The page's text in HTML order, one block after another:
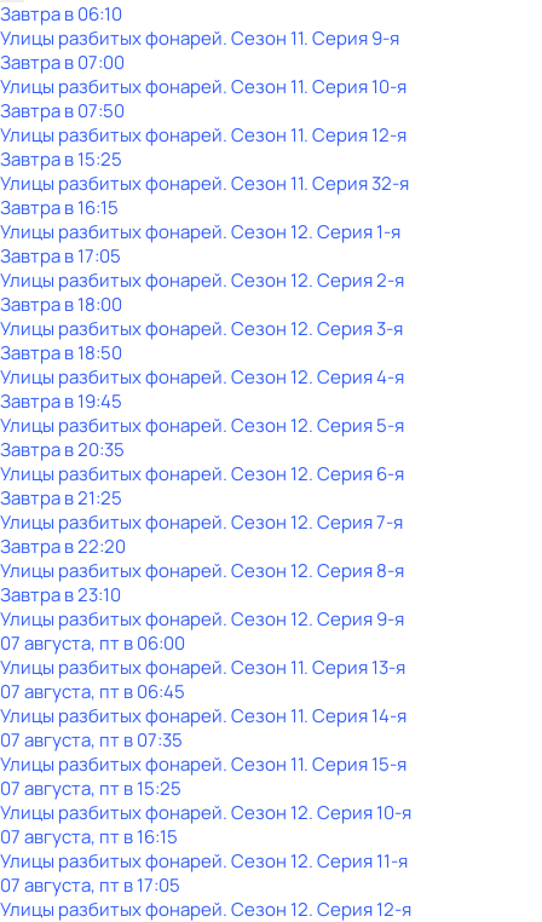
Завтра в 06:10
Улицы разбитых фонарей. Сезон 11. Серия 9-я
Завтра в 07:00
Улицы разбитых фонарей. Сезон 11. Серия 10-я
Завтра в 07:50
Улицы разбитых фонарей. Сезон 11. Серия 12-я
Завтра в 15:25
Улицы разбитых фонарей. Сезон 11. Серия 32-я
Завтра в 16:15
Улицы разбитых фонарей. Сезон 12. Серия 1-я
Завтра в 17:05
Улицы разбитых фонарей. Сезон 12. Серия 2-я
Завтра в 18:00
Улицы разбитых фонарей. Сезон 12. Серия 3-я
Завтра в 18:50
Улицы разбитых фонарей. Сезон 12. Серия 4-я
Завтра в 19:45
Улицы разбитых фонарей. Сезон 12. Серия 5-я
Завтра в 20:35
Улицы разбитых фонарей. Сезон 12. Серия 6-я
Завтра в 21:25
Улицы разбитых фонарей. Сезон 12. Серия 7-я
Завтра в 22:20
Улицы разбитых фонарей. Сезон 12. Серия 8-я
Завтра в 23:10
Улицы разбитых фонарей. Сезон 12. Серия 9-я
07 августа, пт в 06:00
Улицы разбитых фонарей. Сезон 11. Серия 13-я
07 августа, пт в 06:45
Улицы разбитых фонарей. Сезон 11. Серия 14-я
07 августа, пт в 07:35
Улицы разбитых фонарей. Сезон 11. Серия 15-я
07 августа, пт в 15:25
Улицы разбитых фонарей. Сезон 12. Серия 10-я
07 августа, пт в 16:15
Улицы разбитых фонарей. Сезон 12. Серия 11-я
07 августа, пт в 17:05
Улицы разбитых фонарей. Сезон 12. Серия 12-я